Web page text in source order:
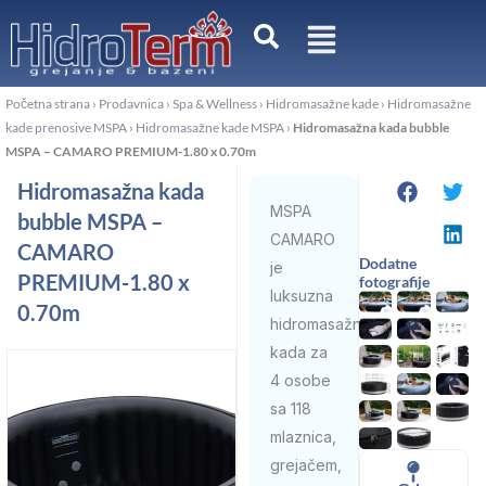
sadržaj
Početna strana › Prodavnica › Spa & Wellness › Hidromasažne kade › Hidromasažne
kade prenosive MSPA › Hidromasažne kade MSPA › Hidromasažna kada bubble
MSPA – CAMARO PREMIUM-1.80 x 0.70m
Hidromasažna kada
bubble MSPA –
CAMARO
PREMIUM-1.80 x
0.70m
MSPA
CAMARO
je
luksuzna
hidromasažna
kada za
4 osobe
sa 118
mlaznica,
grejačem,
Dodatne
fotografije